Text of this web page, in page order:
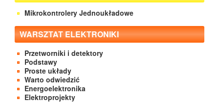
Mikrokontrolery Jednoukładowe
WARSZTAT ELEKTRONIKI
Przetworniki i detektory
Podstawy
Proste układy
Warto odwiedzić
Energoelektronika
Elektroprojekty